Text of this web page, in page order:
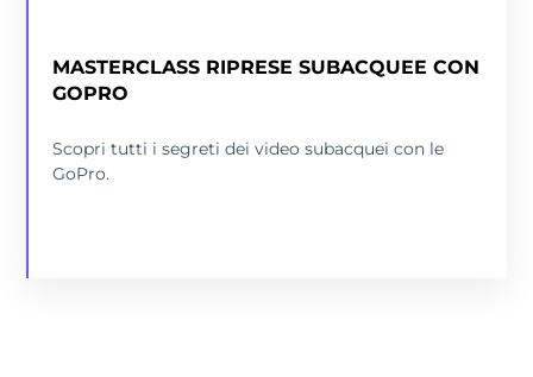
MASTERCLASS RIPRESE SUBACQUEE CON
GOPRO
Scopri tutti i segreti dei video subacquei con le
GoPro.